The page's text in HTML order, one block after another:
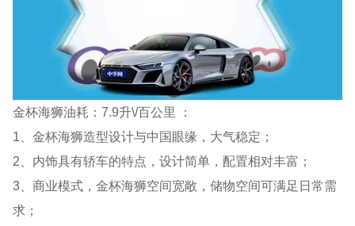
金杯海狮油耗：7.9升\/百公里 ：
1、金杯海狮造型设计与中国眼缘，大气稳定；
2、内饰具有轿车的特点，设计简单，配置相对丰富；
3、商业模式，金杯海狮空间宽敞，储物空间可满足日常需
求；